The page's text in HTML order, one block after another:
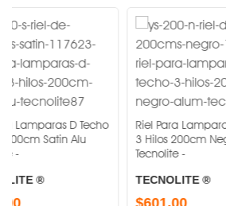
D Techo
Alu
Riel Para Lamparas D Techo
3 Hilos 200cm Negro Alum
Tecnolite -
TECNOLITE ®
$601.00